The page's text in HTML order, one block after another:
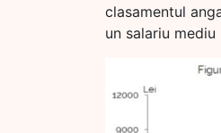
clasamentul
un salariu mediu